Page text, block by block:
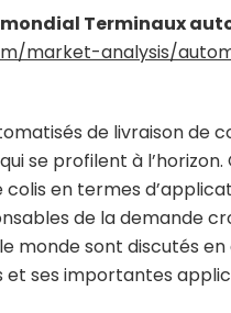
Terminaux
market-analysis/
de livraison de
se profilent à
en termes
de la demande
monde sont discutés en
et ses importantes